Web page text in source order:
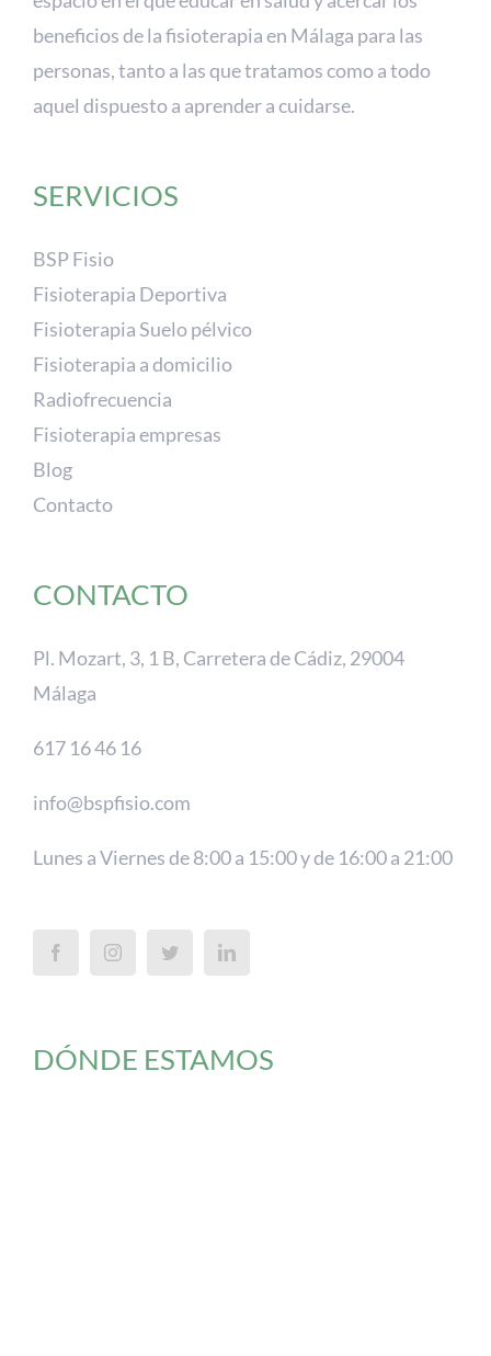
beneficios de la fisioterapia en Málaga para las
personas, tanto a las que tratamos como a todo
aquel dispuesto a aprender a cuidarse.
SERVICIOS
BSP Fisio
Fisioterapia Deportiva
Fisioterapia Suelo pélvico
Fisioterapia a domicilio
Radiofrecuencia
Fisioterapia empresas
Blog
Contacto
CONTACTO
Pl. Mozart, 3, 1 B, Carretera de Cádiz, 29004
Málaga
617 16 46 16
info@bspfisio.com
Lunes a Viernes de 8:00 a 15:00 y de 16:00 a 21:00
DÓNDE ESTAMOS